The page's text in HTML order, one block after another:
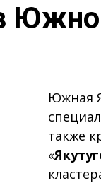
Южная
также
«